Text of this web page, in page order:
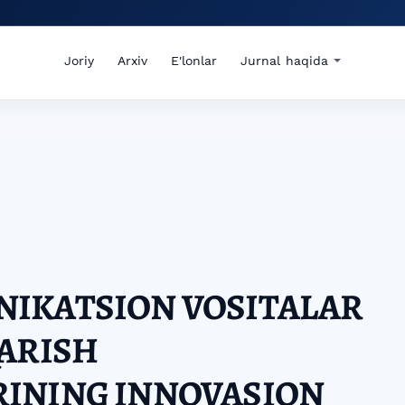
Joriy Arxiv E'lonlar Jurnal haqida
VOSITALAR
INNOVASION